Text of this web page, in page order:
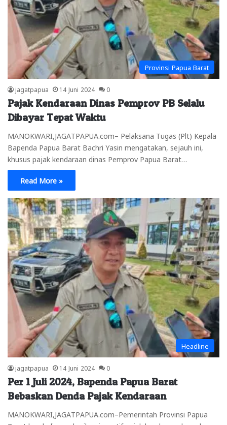
Provinsi Papua Barat
jagatpapua 14 Juni 2024 0
Pajak Kendaraan Dinas Pemprov PB Selalu
Dibayar Tepat Waktu
MANOKWARI,JAGATPAPUA.com– Pelaksana Tugas (Plt) Kepala
Bapenda Papua Barat Bachri Yasin mengatakan, sejauh ini,
khusus pajak kendaraan dinas Pemprov Papua Barat…
Read More »
Headline
jagatpapua 14 Juni 2024 0
Per 1 Juli 2024, Bapenda Papua Barat
Bebaskan Denda Pajak Kendaraan
MANOKWARI,JAGATPAPUA.com–Pemerintah Provinsi Papua